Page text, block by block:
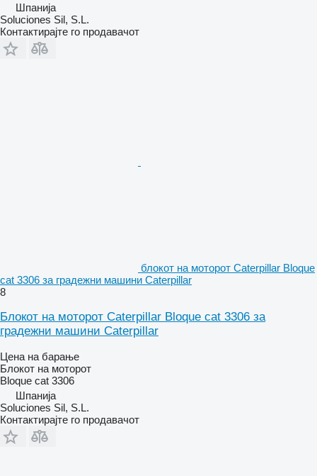
Шпанија
Soluciones Sil, S.L.
Контактирајте го продавачот
блокот на моторот Caterpillar Bloque
cat 3306 за градежни машини Caterpillar
8
Блокот на моторот Caterpillar Bloque cat 3306 за
градежни машини Caterpillar
Цена на барање
Блокот на моторот
Bloque cat 3306
Шпанија
Soluciones Sil, S.L.
Контактирајте го продавачот